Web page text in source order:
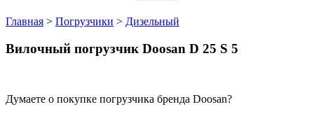
Главная > Погрузчики > Дизельный
Вилочный погрузчик Doosan D 25 S 5
Думаете о покупке погрузчика бренда Doosan?